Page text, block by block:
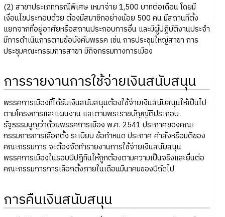
(2) สาขาประเภทกรณีพิเศษ เหมาจ่าย 1,500 บาทต่อเดือน โดยมี
เงื่อนไขประกอบด้วย ต้องมีสมาชิกอย่างน้อย 500 คน มีสถานที่ตั้ง
แยกจากที่อยู่อาศัยหรือสถานประกอบการอื่น และมีผู้ปฏิบัติงานประจำ
มีการดำเนินการตามข้อบังคับพรรค เช่น การประชุมใหญ่สาขา การ
ประชุมคณะกรรมการสาขา มีกิจกรรมทางการเมือง
การรายงานการใช้จ่ายเงินสนับสนุน
พรรคการเมืองที่ได้รับเงินสนับสนุนต้องใช้จ่ายเงินสนับสนุนให้เป็นไป
ตามโครงการและแผนงาน และตามพระราชบัญญัติประกอบ
รัฐธรรมนูญว่าด้วยพรรคการเมือง พ.ศ. 2541 ประกาศของคณะ
กรรมการการเลือกตั้ง ระเบียบ ข้อกำหนด ประกาศ คำสั่งหรือมติของ
คณะกรรมการ จะต้องจัดทำรายงานการใช้จ่ายเงินสนับสนุน
พรรคการเมืองในรอบปีปฏิทินให้ถูกต้องตามความเป็นจริงและยื่นต่อ
คณะกรรมการการเลือกตั้งภายในเดือนมีนาคมของปีถัดไป
การคืนเงินสนับสนุน